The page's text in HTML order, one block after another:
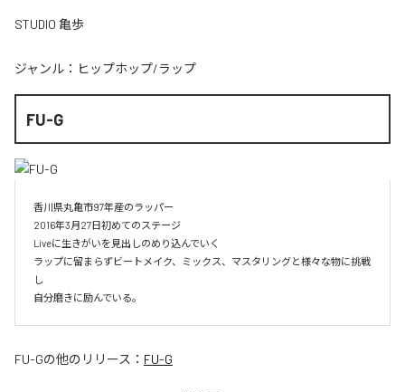
STUDIO 亀歩
ジャンル： ヒップホップ/ラップ
FU-G
香川県丸亀市97年産のラッパー
2016年3月27日初めてのステージ
Liveに生きがいを見出しのめり込んでいく
ラップに留まらずビートメイク、ミックス、マスタリングと様々な物に挑戦
し
自分磨きに励んでいる。
FU-Gの他のリリース： FU-G